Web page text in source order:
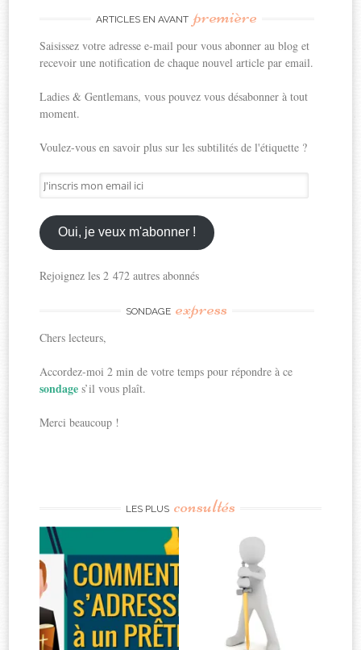
ARTICLES EN AVANT première
Saisissez votre adresse e-mail pour vous abonner au blog et
recevoir une notification de chaque nouvel article par email.
Ladies & Gentlemans, vous pouvez vous désabonner à tout
moment.
Voulez-vous en savoir plus sur les subtilités de l'étiquette ?
J'inscris
mon
email
ici
Oui, je veux m'abonner !
Rejoignez les 2 472 autres abonnés
SONDAGE express
Chers lecteurs,
Accordez-moi 2 min de votre temps pour répondre à ce
sondages’il vous plaît.
Merci beaucoup !
LES PLUS consultés